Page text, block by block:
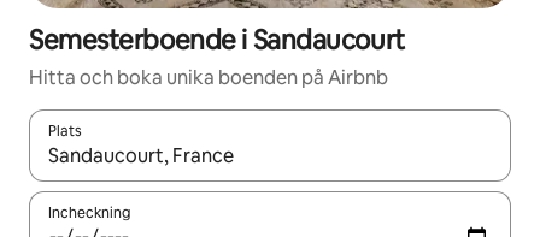
Semesterboende i Sandaucourt
Hitta och boka unika boenden på Airbnb
Plats
När resultaten är tillgängliga kan du navigera med upp- och
Incheckning